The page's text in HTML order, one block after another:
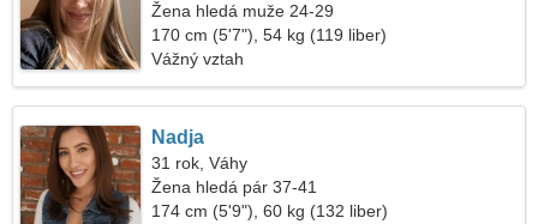
Žena hledá muže 24-29
170 cm (5'7"), 54 kg (119 liber)
Vážný vztah
Nadja
31 rok, Váhy
Žena hledá pár 37-41
174 cm (5'9"), 60 kg (132 liber)